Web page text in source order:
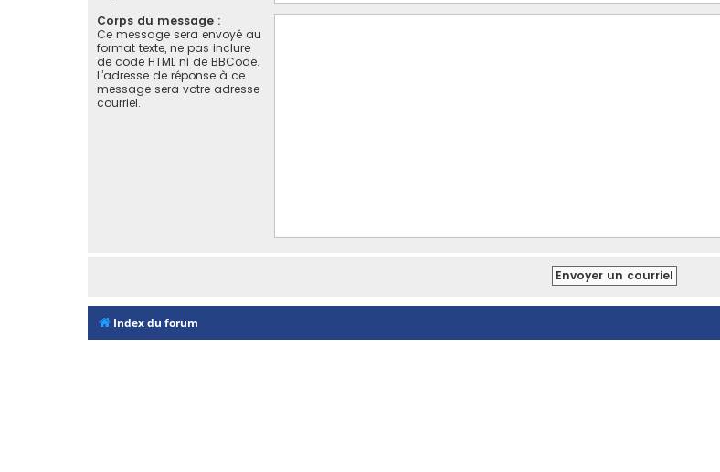
Corps du message :
Ce message sera envoyé au
format texte, ne pas inclure
de code HTML ni de BBCode.
L’adresse de réponse à ce
message sera votre adresse
courriel.
Index du forum